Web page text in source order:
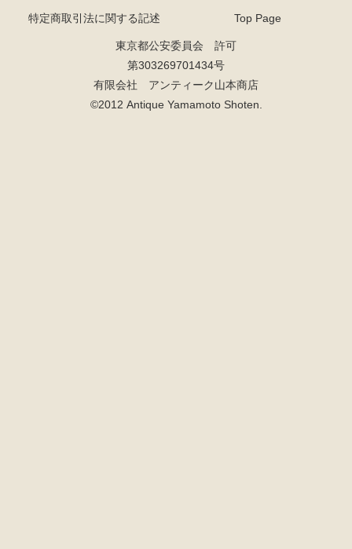
特定商取引法に関する記述 Top Page
東京都公安委員会 許可
第303269701434号
有限会社 アンティーク山本商店
©2012 Antique Yamamoto Shoten.